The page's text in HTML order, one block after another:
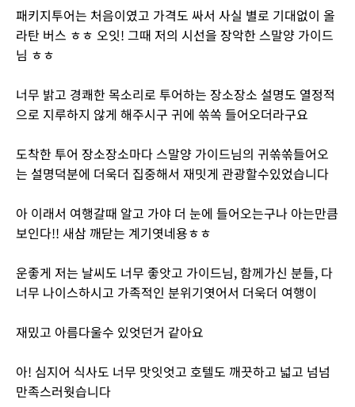
패키지투어는 처음이였고 가격도 싸서 사실 별로 기대없이 올
라탄 버스 ㅎㅎ 오잇! 그때 저의 시선을 장악한 스말양 가이드
님 ㅎㅎ
너무 밝고 경쾌한 목소리로 투어하는 장소장소 설명도 열정적
으로 지루하지 않게 해주시구 귀에 쏚쏙 들어오더라구요
도착한 투어 장소장소마다 스말양 가이드님의 귀쏚쏚들어오
는 설명덕분에 더욱더 집중해서 재밋게 관광할수있었습니다
아 이래서 여행갈때 알고 가야 더 눈에 들어오는구나 아는만큼
보인다!! 새삼 깨닫는 계기엿네용ㅎㅎ
운좋게 저는 날씨도 너무 좋앗고 가이드님, 함께가신 분들, 다
너무 나이스하시고 가족적인 분위기엿어서 더욱더 여행이
재밌고 아름다울수 있엇던거 같아요
아! 심지어 식사도 너무 맛잇엇고 호텔도 깨끗하고 넓고 넘넘
만족스러웟습니다